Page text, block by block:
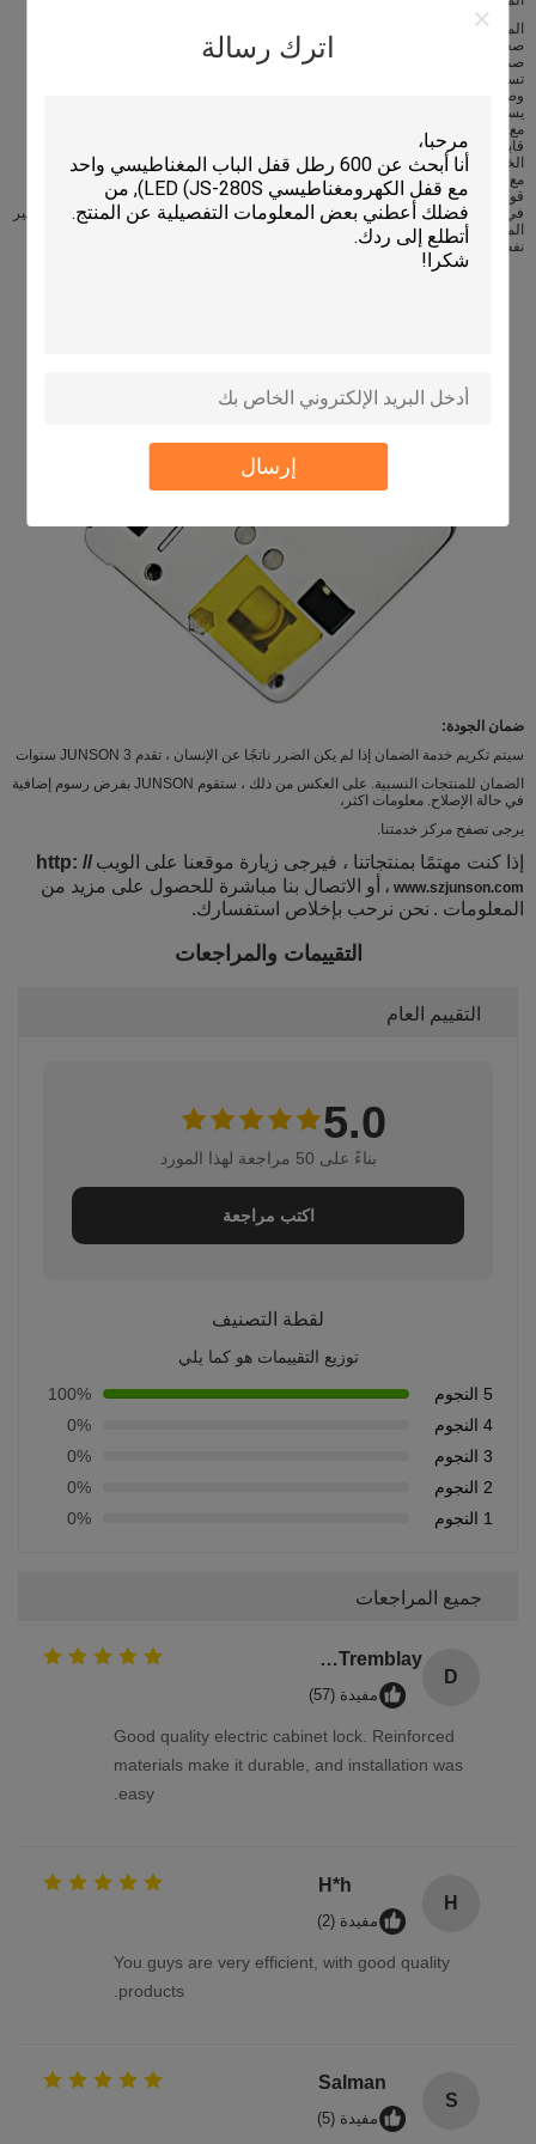
اترك رسالة
إرسال
الملف اللولبي مدفوعة ، ودعم 12V
صغير ورائع ، التثبيت بسهولة ،
صمت المطاط حصيرة للحد من الضوضاء من فتح.
تستخدم على نطاق واسع لقفل الخزانات الإلكترونية ، خزانة ذكية صريحة ، آلات البيع ،
وصناديق الصحف الإلكترونية وغيرها.
يستمر بالكهرباء لا يزيد عن 10S ، لمنع حرق الملف
مع صغير مع موصل ، وأسلاك 20mm ، من السهل الاتصال بلوحة التحكم.
قابل للعمل مع التحكم في الوصول أو التحكم عن بعد أو قدرة التحكم في الوصول
الخاصة.
مع التبديل في حالات الطوارئ مفتوحة مخفية ، يمكن فتح باليد في حالة الطوارئ
قوة بولت القابضة عند 150 كجم
في التصميم الفائق الرقة ، سيوفر القفل مساحة أكبر بكثير للمنتجات في الحالة مع توفير
المواد الخام.
نفض الغبار باب السيارة. مع تعديل الربيع ، يمكن فتح باب 0.5-4kg تلقائي.
ضمان الجودة:
سيتم تكريم خدمة الضمان إذا لم يكن الضرر ناتجًا عن الإنسان ، تقدم JUNSON 3 سنوات
الضمان للمنتجات النسبية. على العكس من ذلك ، ستقوم JUNSON بفرض رسوم إضافية
في حالة الإصلاح. معلومات اكثر،
يرجى تصفح مركز خدمتنا.
إذا كنت مهتمًا بمنتجاتنا ، فيرجى زيارة موقعنا على الويب http: //
www.szjunson.com ، أو الاتصال بنا مباشرة للحصول على مزيد من
المعلومات . نحن نرحب بإخلاص استفسارك.
التقييمات والمراجعات
التقييم العام
5.0
بناءً على 50 مراجعة لهذا المورد
اكتب مراجعة
لقطة التصنيف
توزيع التقييمات هو كما يلي
5 النجوم
100%
4 النجوم
0%
3 النجوم
0%
2 النجوم
0%
1 النجوم
0%
جميع المراجعات
D
Daniel Tremblay
مفيدة (57)
Good quality electric cabinet lock. Reinforced
materials make it durable, and installation was
easy.
H
H*h
مفيدة (2)
You guys are very efficient, with good quality
products.
S
Salman
مفيدة (5)